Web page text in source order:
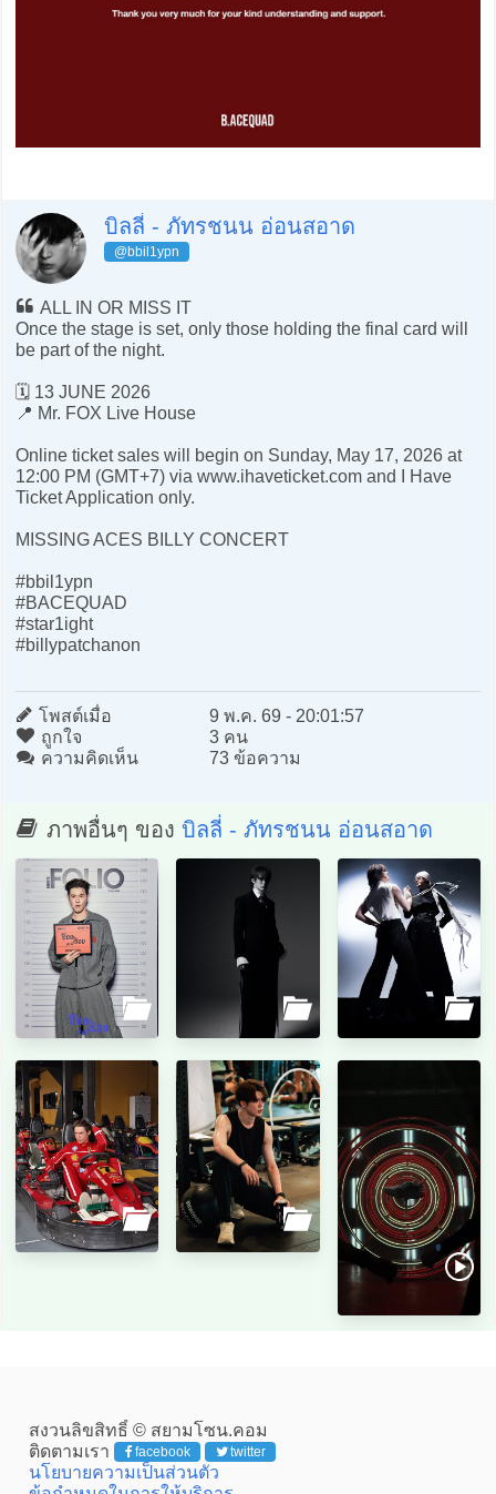
บิลลี่ - ภัทรชนน อ่อนสอาด
@bbil1ypn
ALL IN OR MISS IT
Once the stage is set, only those holding the final card will
be part of the night.
🗓️ 13 JUNE 2026
📍 Mr. FOX Live House
Online ticket sales will begin on Sunday, May 17, 2026 at
12:00 PM (GMT+7) via www.ihaveticket.com and I Have
Ticket Application only.
MISSING ACES BILLY CONCERT
#bbil1ypn
#BACEQUAD
#star1ight
#billypatchanon
โพสต์เมื่อ
9 พ.ค. 69 - 20:01:57
ถูกใจ
3 คน
ความคิดเห็น
73 ข้อความ
ภาพอื่นๆ ของ บิลลี่ - ภัทรชนน อ่อนสอาด
สงวนลิขสิทธิ์ © สยามโซน.คอม
ติดตามเรา
facebook twitter
นโยบายความเป็นส่วนตัว